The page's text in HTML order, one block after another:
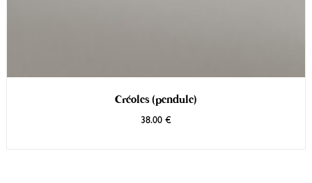
Créoles (pendule)
38.00 €